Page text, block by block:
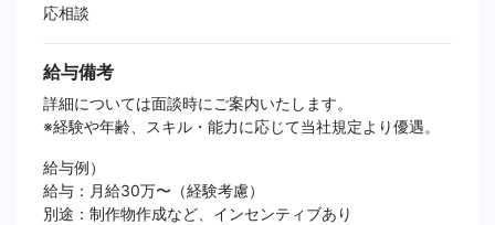
応相談
給与備考
詳細については面談時にご案内いたします。
※経験や年齢、スキル・能力に応じて当社規定より優遇。
給与例）
給与：月給30万〜（経験考慮）
別途：制作物作成など、インセンティブあり